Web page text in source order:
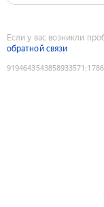
Если у вас возникли
обратной связи
9194643543858933571 :